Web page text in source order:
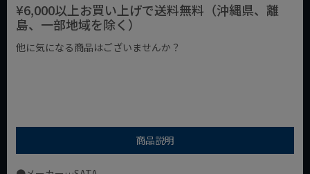
¥6,000以上お買い上げで送料無料（沖縄県、離
島、一部地域を除く）
他に気になる商品はございませんか？
商品説明